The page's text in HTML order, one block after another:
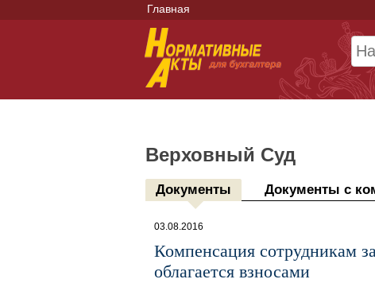
Главная
Верховный Суд
Документы Документы с
03.08.2016
Компенсация сотрудникам
облагается взносами